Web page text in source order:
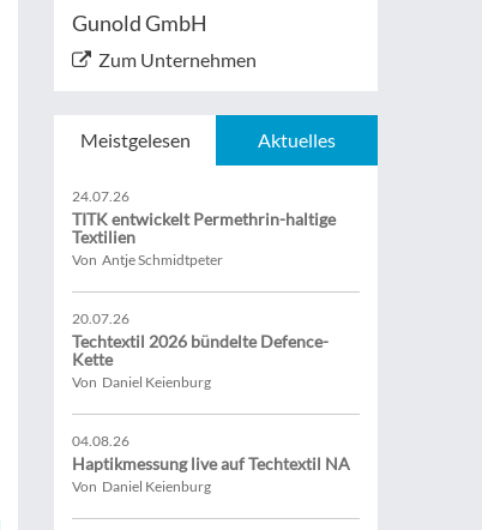
Gunold GmbH
Zum Unternehmen
Meistgelesen Aktuelles
24.07.26
TITK entwickelt Permethrin-haltige
Textilien
Von Antje Schmidtpeter
20.07.26
Techtextil 2026 bündelte Defence-
Kette
Von Daniel Keienburg
04.08.26
Haptikmessung live auf Techtextil NA
Von Daniel Keienburg